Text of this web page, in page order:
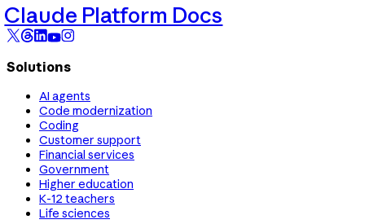
Claude Platform Docs
Solutions
AI agents
Code modernization
Coding
Customer support
Financial services
Government
Higher education
K-12 teachers
Life sciences